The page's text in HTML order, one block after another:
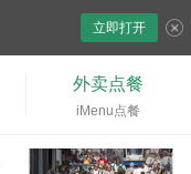
立即打开
外卖点餐
iMenu点餐